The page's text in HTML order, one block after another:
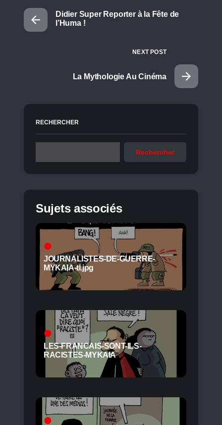
Didier Super Reporter à la Fête de
l’Huma !
NEXT POST
La Mythologie Au Cinéma
RECHERCHER
Rechercher
Sujets associés
JOURNALISTES-DE-GUERRE-
MYKAIA-tl.jpg
LES-FRANCAIS-SONT-ILS-
RACISTES-MYKAIA